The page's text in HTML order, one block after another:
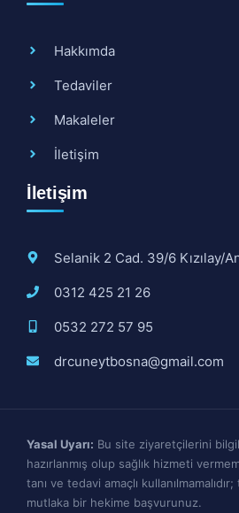
Hakkımda
Tedaviler
Makaleler
İletişim
İletişim
Selanik 2 Cad. 39/6 Kızılay/
0312 425 21 26
0532 272 57 95
drcuneytbosna@gmail.com
Yasal Uyarı: Bu site ziyaretçilerini
hazırlanmış olup sağlık hizmeti
tanı ve tedavi amaçlı
mutlaka bir hekime başvurunuz.